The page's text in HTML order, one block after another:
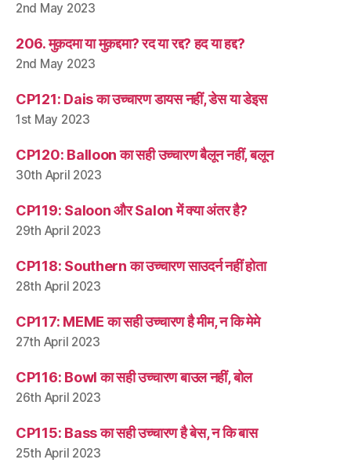
2nd May 2023
206. मुक़दमा या मुक़द्दमा? रद या रद्द? हद या हद्द?
2nd May 2023
CP121: Dais का उच्चारण डायस नहीं, डेस या डेइस
1st May 2023
CP120: Balloon का सही उच्चारण बैलून नहीं, बलून
30th April 2023
CP119: Saloon और Salon में क्या अंतर है?
29th April 2023
CP118: Southern का उच्चारण साउदर्न नहीं होता
28th April 2023
CP117: MEME का सही उच्चारण है मीम, न कि मेमे
27th April 2023
CP116: Bowl का सही उच्चारण बाउल नहीं, बोल
26th April 2023
CP115: Bass का सही उच्चारण है बेस, न कि बास
25th April 2023